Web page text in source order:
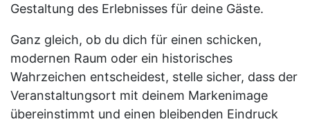
Gestaltung des Erlebnisses für deine Gäste.
Ganz gleich, ob du dich für einen schicken,
modernen Raum oder ein historisches
Wahrzeichen entscheidest, stelle sicher, dass der
Veranstaltungsort mit deinem Markenimage
übereinstimmt und einen bleibenden Eindruck